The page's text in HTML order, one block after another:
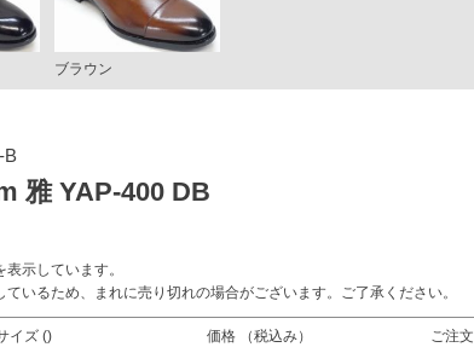
ブラウン
B
雅 YAP-400 DB
示しています。
ているため、まれに売り切れの場合がございます。ご了承ください。
イズ () 価格 （税込み） ご注文